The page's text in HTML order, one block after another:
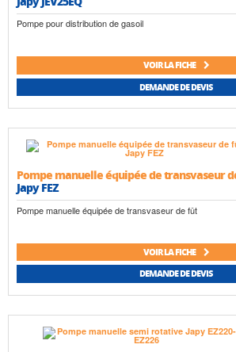
Pompe pour distribution de gasoil
VOIR LA FICHE
DEMANDE DE DEVIS
Pompe manuelle équipée de transvaseur
Japy FEZ
Pompe manuelle équipée de transvaseur de fût
VOIR LA FICHE
DEMANDE DE DEVIS